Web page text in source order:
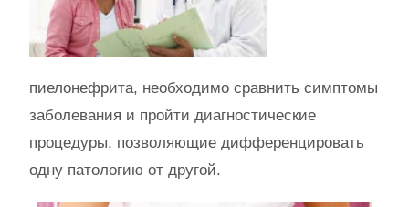
пиелонефрита, необходимо сравнить симптомы
заболевания и пройти диагностические
процедуры, позволяющие дифференцировать
одну патологию от другой.